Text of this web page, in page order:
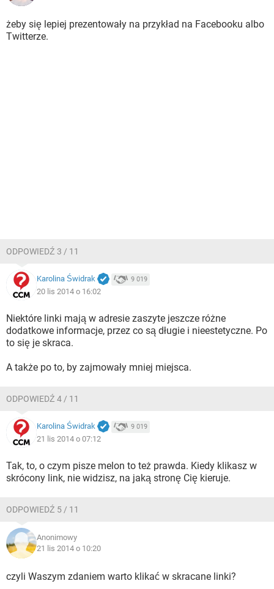
żeby się lepiej prezentowały na przykład na Facebooku albo
Twitterze.
ODPOWIEDŹ 3 / 11
Karolina Świdrak 9 019
20 lis 2014 o 16:02
Niektóre linki mają w adresie zaszyte jeszcze różne
dodatkowe informacje, przez co są długie i nieestetyczne. Po
to się je skraca.
A także po to, by zajmowały mniej miejsca.
ODPOWIEDŹ 4 / 11
Karolina Świdrak 9 019
21 lis 2014 o 07:12
Tak, to, o czym pisze melon to też prawda. Kiedy klikasz w
skrócony link, nie widzisz, na jaką stronę Cię kieruje.
ODPOWIEDŹ 5 / 11
Anonimowy
21 lis 2014 o 10:20
czyli Waszym zdaniem warto klikać w skracane linki?